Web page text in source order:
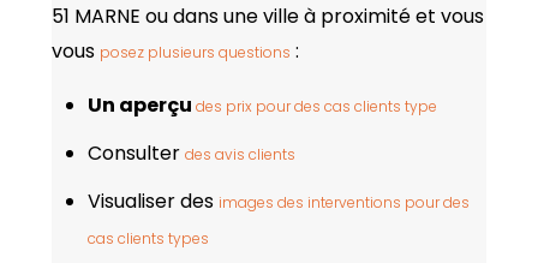
51 MARNE ou dans une ville à proximité et vous
vous posez plusieurs questions :
Un aperçu des prix pour des cas clients type
Consulter des avis clients
Visualiser des images des interventions pour des
cas clients types